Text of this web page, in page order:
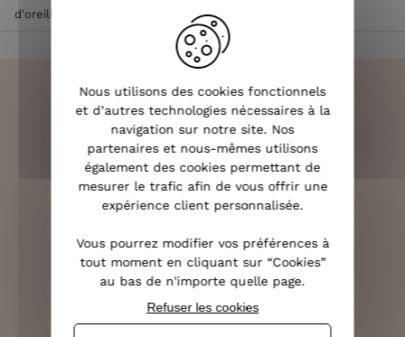
d'oreilles LOL bleu Corostrassi
LIVRAISON RAPIDE
OFFERTE DÈS 70€
RETOURS SOUS 14 JOURS
(VOIR LES CONDITIONS)
Nous utilisons des cookies fonctionnels
et d’autres technologies nécessaires à la
navigation sur notre site. Nos
partenaires et nous-mêmes utilisons
également des cookies permettant de
mesurer le trafic afin de vous offrir une
expérience client personnalisée.
Vous pourrez modifier vos préférences à
tout moment en cliquant sur “Cookies”
au bas de n'importe quelle page.
Refuser les cookies